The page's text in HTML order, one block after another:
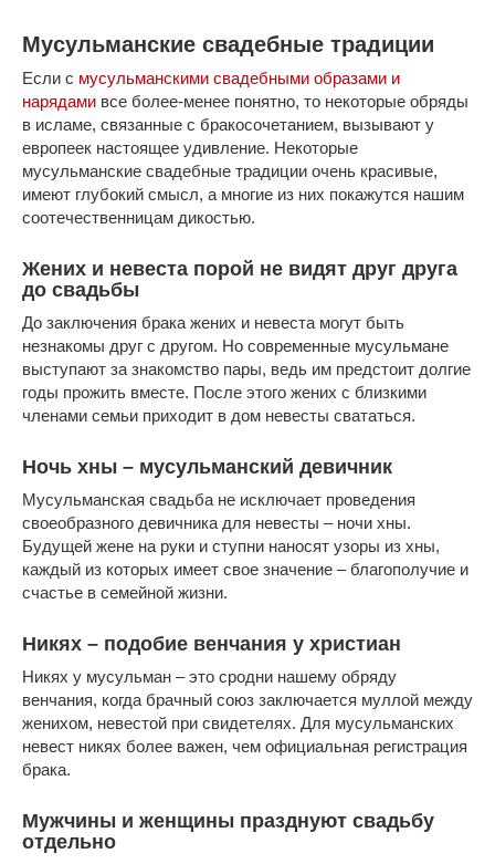
Мусульманские свадебные традиции
Если с мусульманскими свадебными образами и
нарядами все более-менее понятно, то некоторые обряды
в исламе, связанные с бракосочетанием, вызывают у
европеек настоящее удивление. Некоторые
мусульманские свадебные традиции очень красивые,
имеют глубокий смысл, а многие из них покажутся нашим
соотечественницам дикостью.
Жених и невеста порой не видят друг друга
до свадьбы
До заключения брака жених и невеста могут быть
незнакомы друг с другом. Но современные мусульмане
выступают за знакомство пары, ведь им предстоит долгие
годы прожить вместе. После этого жених с близкими
членами семьи приходит в дом невесты свататься.
Ночь хны – мусульманский девичник
Мусульманская свадьба не исключает проведения
своеобразного девичника для невесты – ночи хны.
Будущей жене на руки и ступни наносят узоры из хны,
каждый из которых имеет свое значение – благополучие и
счастье в семейной жизни.
Никях – подобие венчания у христиан
Никях у мусульман – это сродни нашему обряду
венчания, когда брачный союз заключается муллой между
женихом, невестой при свидетелях. Для мусульманских
невест никях более важен, чем официальная регистрация
брака.
Мужчины и женщины празднуют свадьбу
отдельно